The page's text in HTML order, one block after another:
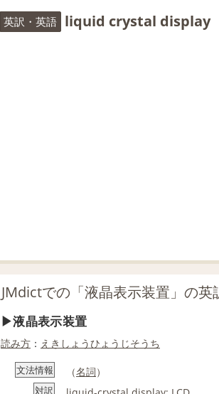
英訳・英語 liquid crystal display
JMdictでの「液晶表示装置」の英
液晶表示装置
読み方 ： えきしょうひょうじそうち
文法情報 （名詞）
対訳